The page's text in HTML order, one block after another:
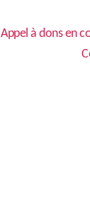
Appel à dons en